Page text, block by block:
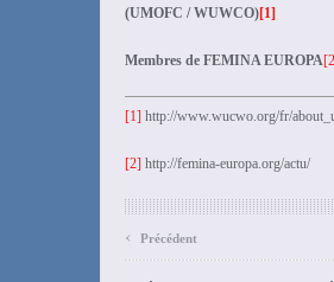
(UMOFC / WUWCO)[1]
Membres de FEMINA EUROPA
[1] http://www.wucwo.org/fr/
[2] http://femina-europa.org/actu/
‹ Précédent